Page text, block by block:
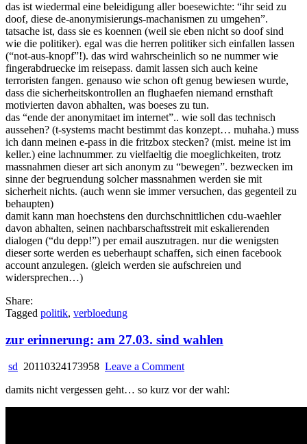
das ist wiedermal eine beleidigung aller boesewichte: “ihr seid zu
doof, diese de-anonymisierungs-machanismen zu umgehen”.
tatsache ist, dass sie es koennen (weil sie eben nicht so doof sind
wie die politiker). egal was die herren politiker sich einfallen lassen
(“not-aus-knopf”!). das wird wahrscheinlich so ne nummer wie
fingerabdruecke im reisepass. damit lassen sich auch keine
terroristen fangen. genauso wie schon oft genug bewiesen wurde,
dass die sicherheitskontrollen an flughaefen niemand ernsthaft
motivierten davon abhalten, was boeses zu tun.
das “ende der anonymitaet im internet”.. wie soll das technisch
aussehen? (t-systems macht bestimmt das konzept… muhaha.) muss
ich dann meinen e-pass in die fritzbox stecken? (mist. meine ist im
keller.) eine lachnummer. zu vielfaeltig die moeglichkeiten, trotz
massnahmen dieser art sich anonym zu “bewegen”. bezwecken im
sinne der begruendung solcher massnahmen werden sie mit
sicherheit nichts. (auch wenn sie immer versuchen, das gegenteil zu
behaupten)
damit kann man hoechstens den durchschnittlichen cdu-waehler
davon abhalten, seinen nachbarschaftsstreit mit eskalierenden
dialogen (“du depp!”) per email auszutragen. nur die wenigsten
dieser sorte werden es ueberhaupt schaffen, sich einen facebook
account anzulegen. (gleich werden sie aufschreien und
widersprechen…)
Share:
Tagged politik, verbloedung
zur erinnerung: am 27.03. sind wahlen
sd 20110324173958 Leave a Commenton
erinnerung:
damits nicht vergessen geht… so kurz vor der wahl: